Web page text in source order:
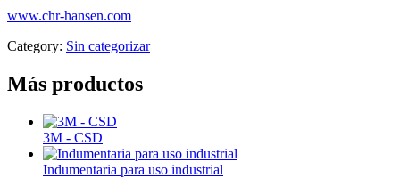
www.chr-hansen.com
Category: Sin categorizar
Más productos
3M - CSD
Indumentaria para uso industrial